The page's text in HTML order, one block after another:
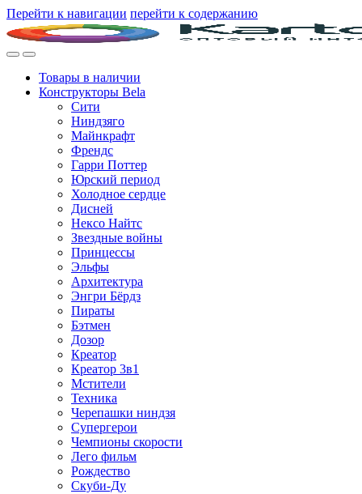
Перейти к навигации перейти к содержанию
Товары в наличии
Конструкторы Bela
Сити
Ниндзяго
Майнкрафт
Френдс
Гарри Поттер
Юрский период
Холодное сердце
Дисней
Нексо Найтс
Звездные войны
Принцессы
Эльфы
Архитектура
Энгри Бёрдз
Пираты
Бэтмен
Дозор
Креатор
Креатор 3в1
Мстители
Техника
Черепашки ниндзя
Супергерои
Чемпионы скорости
Лего фильм
Рождество
Скуби-Ду